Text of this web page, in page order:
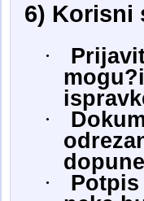
6) Korisni
·
·
·